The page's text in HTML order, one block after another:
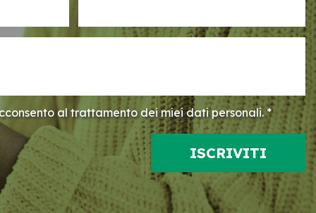
al trattamento dei miei dati personali. *